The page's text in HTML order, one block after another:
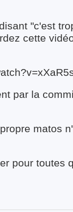
"c'est
cette
par la
matos
pour toutes